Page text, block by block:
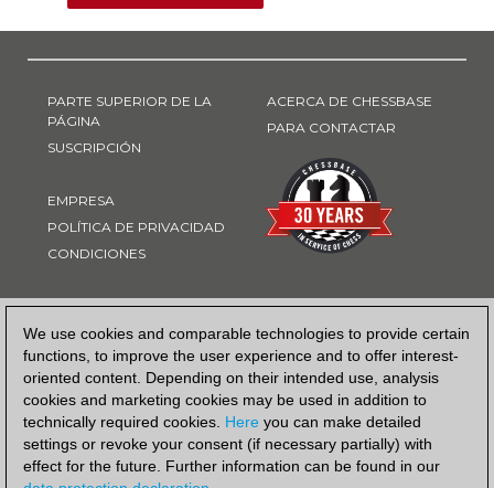
We use cookies and comparable technologies to provide certain
functions, to improve the user experience and to offer interest-
oriented content. Depending on their intended use, analysis
cookies and marketing cookies may be used in addition to
technically required cookies. Here you can make detailed
settings or revoke your consent (if necessary partially) with
effect for the future. Further information can be found in our
PARTE SUPERIOR DE LA
PÁGINA
SUSCRIPCIÓN
EMPRESA
POLÍTICA DE PRIVACIDAD
CONDICIONES
ACERCA DE CHESSBASE
PARA CONTACTAR
FORMA DE PAGO